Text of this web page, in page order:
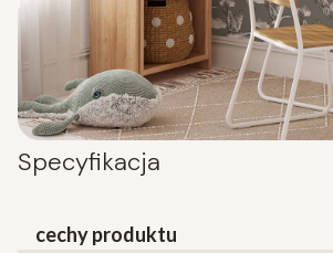
Specyfikacja
cechy produktu